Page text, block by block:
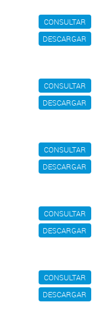
CONSULTAR
DESCARGAR
CONSULTAR
DESCARGAR
CONSULTAR
DESCARGAR
CONSULTAR
DESCARGAR
CONSULTAR
DESCARGAR